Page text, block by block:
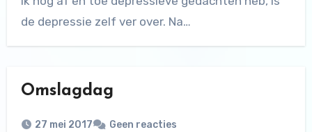
de depressie zelf ver over. Na…
Omslagdag
27 mei 2017 Geen reacties